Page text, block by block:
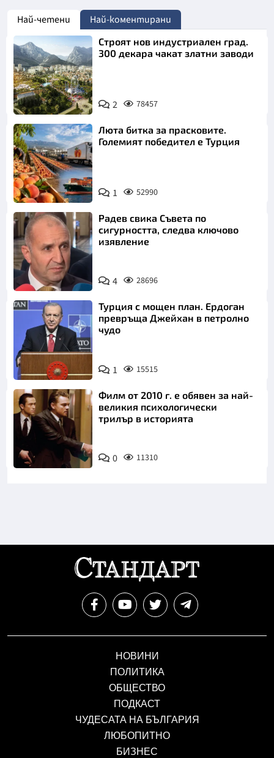
Най-четени Най-коментирани
Строят нов индустриален град.
300 декара чакат златни заводи
2 78457
Люта битка за прасковите.
Големият победител е Турция
1 52990
Радев свика Съвета по
сигурността, следва ключово
изявление
4 28696
Турция с мощен план. Ердоган
превръща Джейхан в петролно
чудо
1 15515
Филм от 2010 г. е обявен за най-
великия психологически
трилър в историята
0 11310
НОВИНИ
ПОЛИТИКА
ОБЩЕСТВО
ПОДКАСТ
ЧУДЕСАТА НА БЪЛГАРИЯ
ЛЮБОПИТНО
БИЗНЕС